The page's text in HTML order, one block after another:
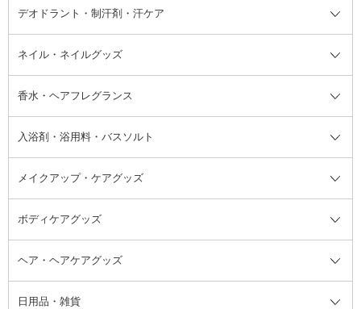
ブースター・導入液
洗い流すパック・マスク
リップクリーム・リップケア
顔用マッサージ料
アイブロウ・眉マスカラ
チーク
ハイライト・シェーディング
レッグ・フットケア
バストケア
ネイルケア
脱毛・除毛ケア
洗い流さないトリートメント
ヘアスタイリング剤
頭皮ケア・育毛剤
その他シャンプー・ヘアケア・ヘ
アスタイリング
日焼け対策・ケア全て
サンオイル・タンニング
その他日焼け対策・UVケア
デオドラント・制汗剤・汗ケア
デオドラント・制汗剤・汗ケア全
て
フット用デオドラント・制汗剤・
汗ケア
ネイル・ネイルグッズ
ネイル・ネイルグッズ全て
ジェルネイル
リムーバー・除光液
香水・ヘアフレグランス
香水・ヘアフレグランス全て
フレグランスミスト
その他香水・ヘアフレグランス
入浴剤・浴用料・バスソルト
入浴剤・浴用料・バスソルト全て
バスソルト
メイクアップ・ケアグッズ
メイクアップ・ケアグッズ全て
コットン・綿棒
洗顔グッズ
ボディケアグッズ
ボディケアグッズ全て
マッサージ・ボディケアグッズ
ヘア・ヘアケアグッズ
ヘア・ヘアケアグッズ全て
日用品・雑貨